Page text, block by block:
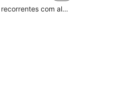
Clientes recorrentes com alta taxa de retorno